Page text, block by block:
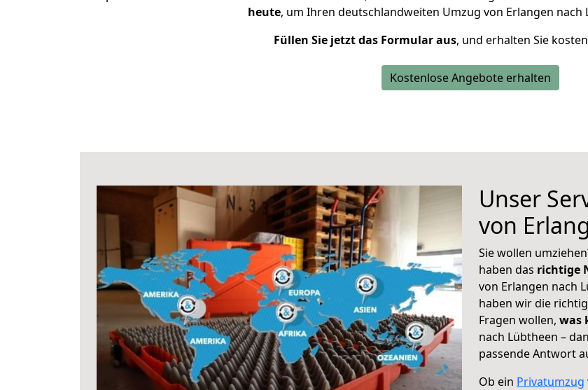
heute, um Ihren deutschlandweiten Umzug von Erlangen nach
Füllen Sie jetzt das Formular aus, und erhalten Sie
Kostenlose Angebote erhalten
Unser
von
Sie wollen
haben das richtige
von Erlangen nach
haben wir die
Fragen wollen, was
nach Lübtheen –
passende Antwort
Ob ein Privatumzug